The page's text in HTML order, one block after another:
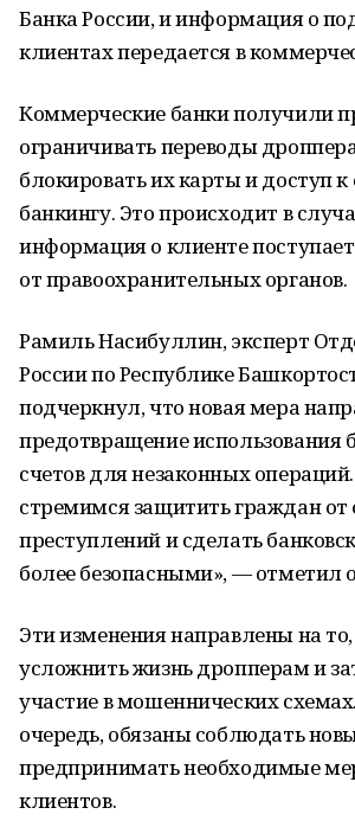
Банка России, и информация о
клиентах передается в
Коммерческие банки получили
ограничивать переводы
блокировать их карты и доступ
банкингу. Это происходит в
информация о клиенте
от правоохранительных органов.
Рамиль Насибуллин, эксперт
России по Республике
подчеркнул, что новая мера
предотвращение использования
счетов для незаконных
стремимся защитить граждан
преступлений и сделать
более безопасными», — отметил
Эти изменения направлены на
усложнить жизнь дропперам и
участие в мошеннических
очередь, обязаны соблюдать
предпринимать необходимые
клиентов.